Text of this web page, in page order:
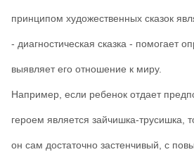
принципом художественных сказок
- диагностическая сказка - помогает
выявляет его отношение к миру.
Например, если ребенок отдает
героем является зайчишка-трусишка,
он сам достаточно застенчивый, с